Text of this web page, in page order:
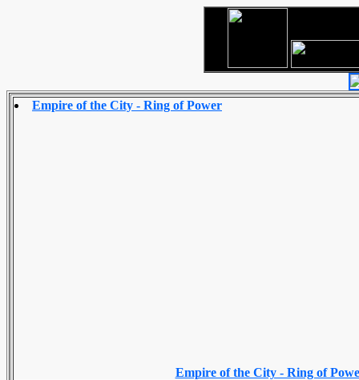
Empire of the City - Ring of Power
Empire of the City - Ring of